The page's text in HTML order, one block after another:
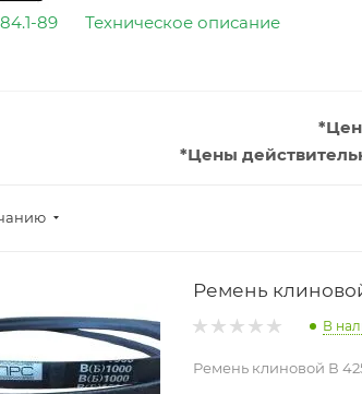
89 Техническое описание
*Цены
Ремень
В
Ремень клиновой В